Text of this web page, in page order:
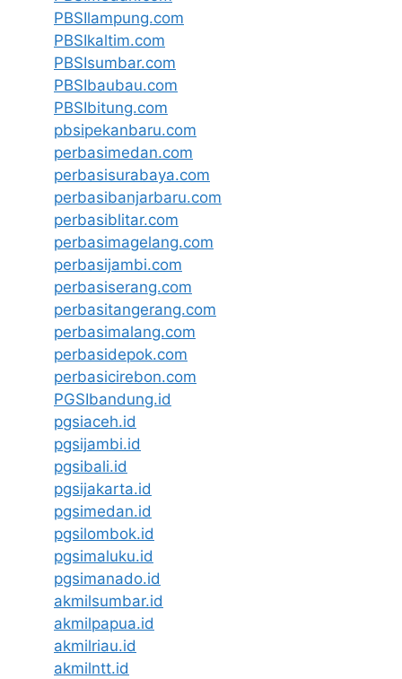
PBSIlampung.com
PBSIkaltim.com
PBSIsumbar.com
PBSIbaubau.com
PBSIbitung.com
pbsipekanbaru.com
perbasimedan.com
perbasisurabaya.com
perbasibanjarbaru.com
perbasiblitar.com
perbasimagelang.com
perbasijambi.com
perbasiserang.com
perbasitangerang.com
perbasimalang.com
perbasidepok.com
perbasicirebon.com
PGSIbandung.id
pgsiaceh.id
pgsijambi.id
pgsibali.id
pgsijakarta.id
pgsimedan.id
pgsilombok.id
pgsimaluku.id
pgsimanado.id
akmilsumbar.id
akmilpapua.id
akmilriau.id
akmilntt.id